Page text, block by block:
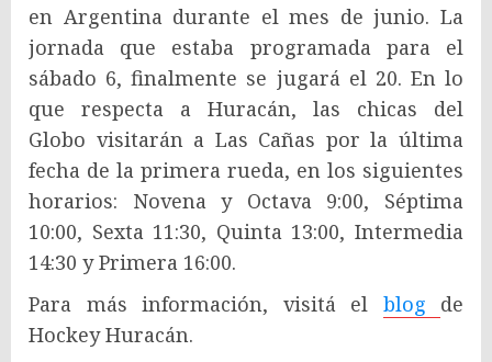
en Argentina durante el mes de junio. La
jornada que estaba programada para el
sábado 6, finalmente se jugará el 20. En lo
que respecta a Huracán, las chicas del
Globo visitarán a Las Cañas por la última
fecha de la primera rueda, en los siguientes
horarios: Novena y Octava 9:00, Séptima
10:00, Sexta 11:30, Quinta 13:00, Intermedia
14:30 y Primera 16:00.
Para más información, visitá el blog de
Hockey Huracán.